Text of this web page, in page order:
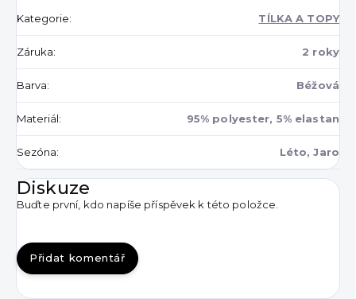
Kategorie: TÍLKA A TOPY
Záruka: 2 roky
Barva: Béžová
Materiál: 95% polyester, 5% elastan
Sezóna: Léto, Jaro
Diskuze
Buďte první, kdo napíše příspěvek k této položce.
Přidat komentář